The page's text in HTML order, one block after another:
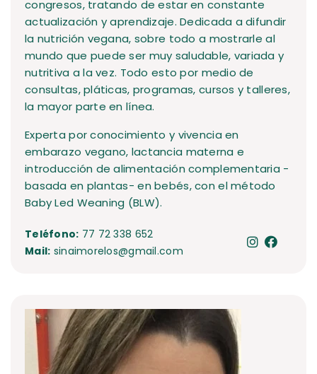
congresos, tratando de estar en constante
actualización y aprendizaje. Dedicada a difundir
la nutrición vegana, sobre todo a mostrarle al
mundo que puede ser muy saludable, variada y
nutritiva a la vez. Todo esto por medio de
consultas, pláticas, programas, cursos y talleres,
la mayor parte en línea.
Experta por conocimiento y vivencia en
embarazo vegano, lactancia materna e
introducción de alimentación complementaria -
basada en plantas- en bebés, con el método
Baby Led Weaning (BLW).
Teléfono: 77 72 338 652
Mail: sinaimorelos@gmail.com